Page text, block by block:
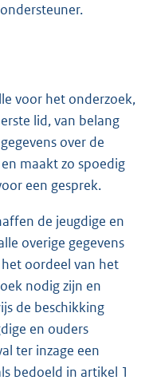
voor het onderzoek,
lid, van belang
over de
maakt zo spoedig
een gesprek.
de jeugdige en
overige gegevens
oordeel van het
nodig zijn en
de beschikking
en ouders
ter inzage een
bedoeld in artikel 1